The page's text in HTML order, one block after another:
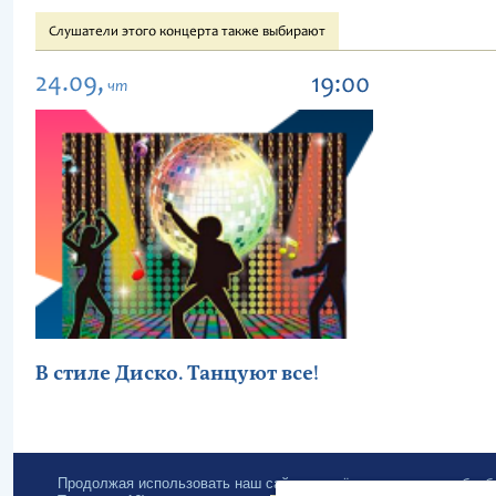
Слушатели этого концерта также выбирают
24.09, чт 19:00
В стиле Диско. Танцуют все!
Продолжая использовать наш сайт, вы даёте согласие на